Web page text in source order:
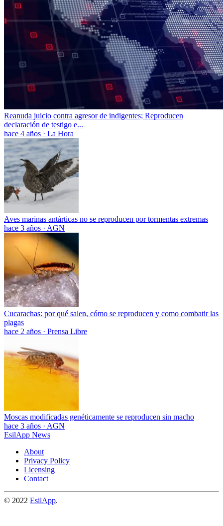
Reanuda juicio contra agresor de indigentes; Reproducen
declaración de testigo e...
hace 4 años · La Hora
Aves marinas antárticas no se reproducen por tormentas extremas
hace 3 años · AGN
Cucarachas: por qué salen, cómo se reproducen y como combatir las
plagas
hace 2 años · Prensa Libre
Moscas modificadas genéticamente se reproducen sin macho
hace 3 años · AGN
EsilApp News
About
Privacy Policy
Licensing
Contact
© 2022 EsilApp.